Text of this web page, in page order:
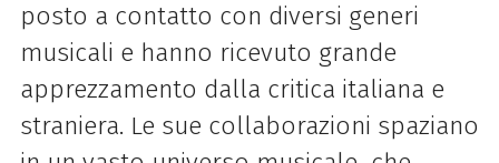
posto a contatto con diversi generi
musicali e hanno ricevuto grande
apprezzamento dalla critica italiana e
straniera. Le sue collaborazioni spaziano